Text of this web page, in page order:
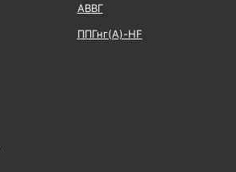
АВВГ
ППГнг(А)-HF